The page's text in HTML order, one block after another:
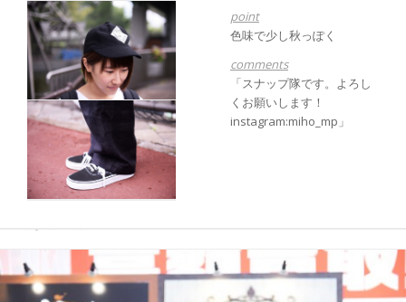
point
色味で少し秋っぽく
comments
「スナップ隊です。よろし
くお願いします！
instagram:miho_mp」
だいきんさん
（左）トリイヤスタカさん（右）なみさん